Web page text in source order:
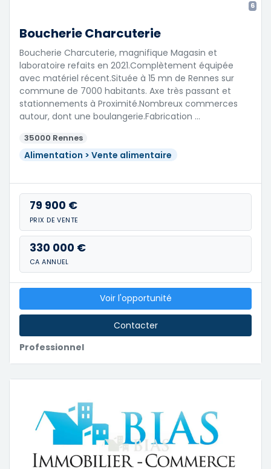
6
Boucherie Charcuterie
Boucherie Charcuterie, magnifique Magasin et
laboratoire refaits en 2021.Complètement équipée
avec matériel récent.Située à 15 mn de Rennes sur
commune de 7000 habitants. Axe très passant et
stationnements à Proximité.Nombreux commerces
autour, dont une boulangerie.Fabrication …
35000 Rennes
Alimentation > Vente alimentaire
79 900 €
PRIX DE VENTE
330 000 €
CA ANNUEL
Professionnel
Voir l'opportunité
Contacter